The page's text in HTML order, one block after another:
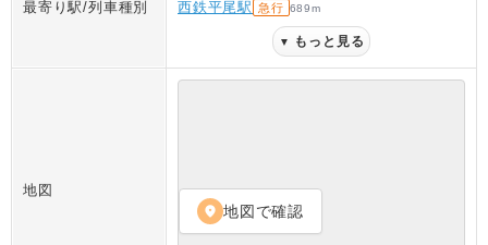
最寄り駅/列車種別 西鉄平尾駅 急行 689m
▼ もっと見る
地図
location_on 地図で確認